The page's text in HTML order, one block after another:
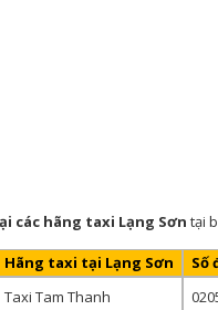
các hãng taxi Lạng Sơn tại
Hãng taxi tại Lạng Sơn
Số
Taxi Tam Thanh